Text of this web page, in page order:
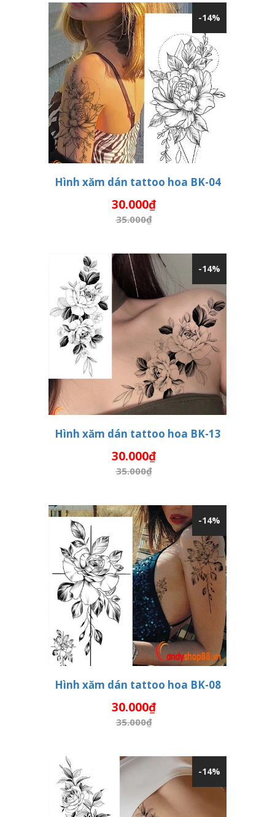
-14%
THÊM VÀO GIỎ HÀNG
Hình xăm dán tattoo hoa BK-04
30.000₫
35.000₫
-14%
THÊM VÀO GIỎ HÀNG
Hình xăm dán tattoo hoa BK-13
30.000₫
35.000₫
-14%
THÊM VÀO GIỎ HÀNG
Hình xăm dán tattoo hoa BK-08
30.000₫
35.000₫
-14%